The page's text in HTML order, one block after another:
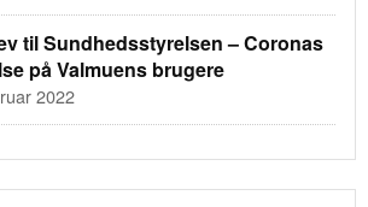
til Sundhedsstyrelsen – Coronas
på Valmuens brugere
2022